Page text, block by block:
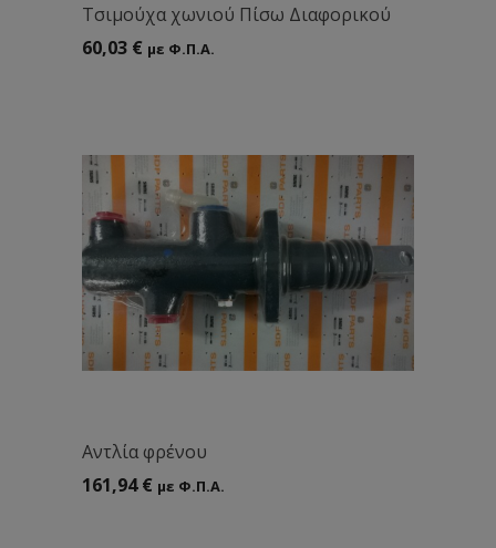
Tσιμούχα χωνιού Πίσω Διαφορικού
60,03 € με Φ.Π.Α.
Αντλία φρένου
161,94€ με Φ.Π.Α.